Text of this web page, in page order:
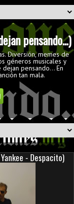
pensando...)
Diversión, memes de
géneros musicales y
pensando... En
tan mala.
- Despacito)